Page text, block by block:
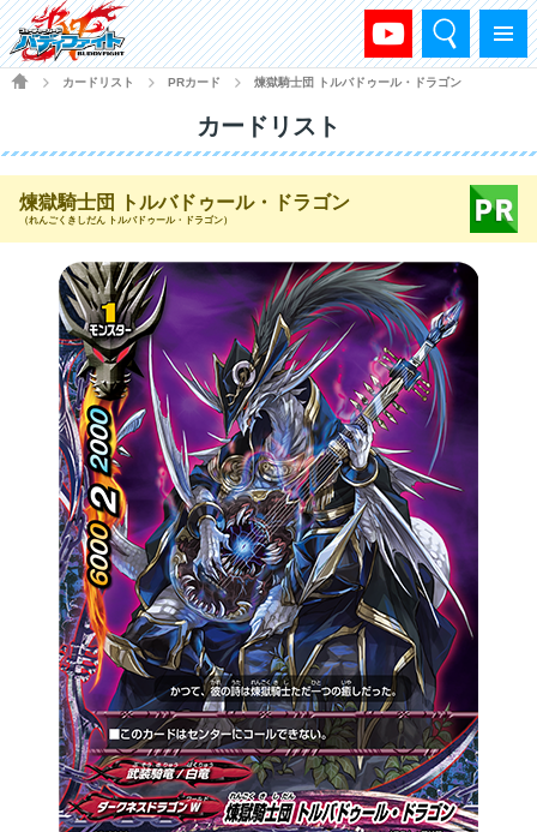
メニュー
検索
HOME
カードリスト PRカード 煉獄騎士団 トルバドゥール・ドラゴン
カードリスト
煉獄騎士団 トルバドゥール・ドラゴン
（れんごくきしだん トルバドゥール・ドラゴン）